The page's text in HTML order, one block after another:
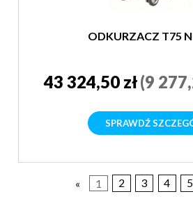
ODKURZACZ T75
43 324,50 zł(9
SPRAWDŹ
« 1 2 3 4 5